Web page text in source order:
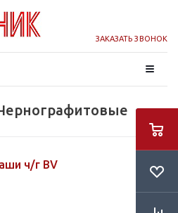
ЗАКАЗАТЬ ЗВОНОК
ч/г BV